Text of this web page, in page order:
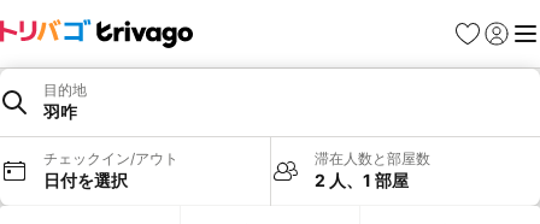
お気に入り
ログイ
メ
目的地
羽咋
チェックイン/アウト
日付を選択
滞在人数と部屋数
2 人、1 部屋